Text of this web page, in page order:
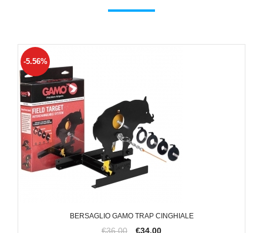
BERSAGLIO GAMO TRAP CINGHIALE
-5.56%
€36,00 €34,00